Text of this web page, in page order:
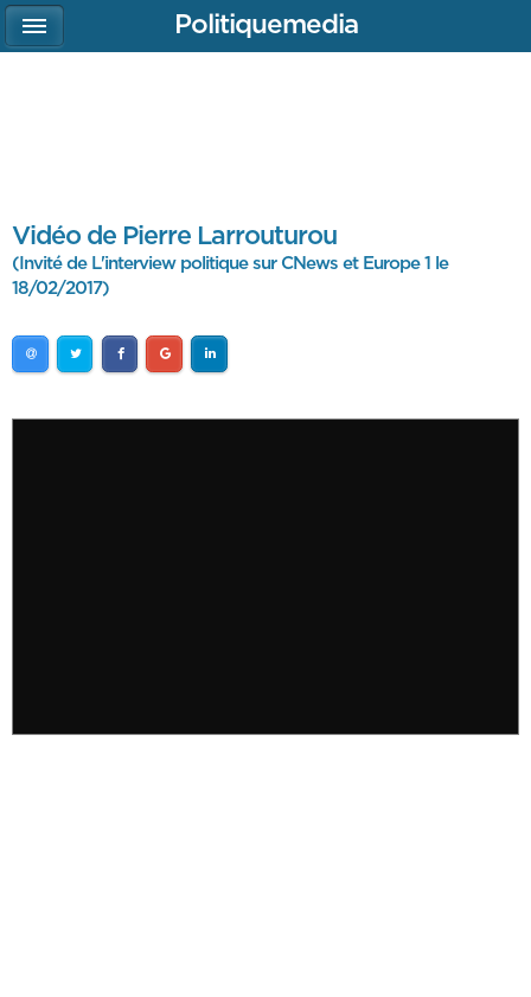
Vidéo de Pierre Larrouturou
(Invité de L'interview politique sur CNews et Europe 1 le
18/02/2017)
Politiquemedia